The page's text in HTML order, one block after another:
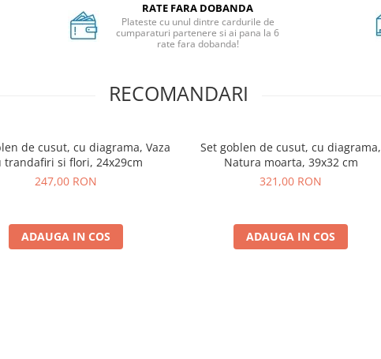
RATE FARA DOBANDA
Plateste cu unul dintre cardurile de
cumparaturi partenere si ai pana la 6
rate fara dobanda!
RECOMANDARI
de cusut, cu diagrama, Vaza
trandafiri si flori, 24x29cm
247,00 RON
ADAUGA IN COS
Set goblen de cusut, cu diagrama,
Natura moarta, 39x32 cm
321,00 RON
ADAUGA IN COS